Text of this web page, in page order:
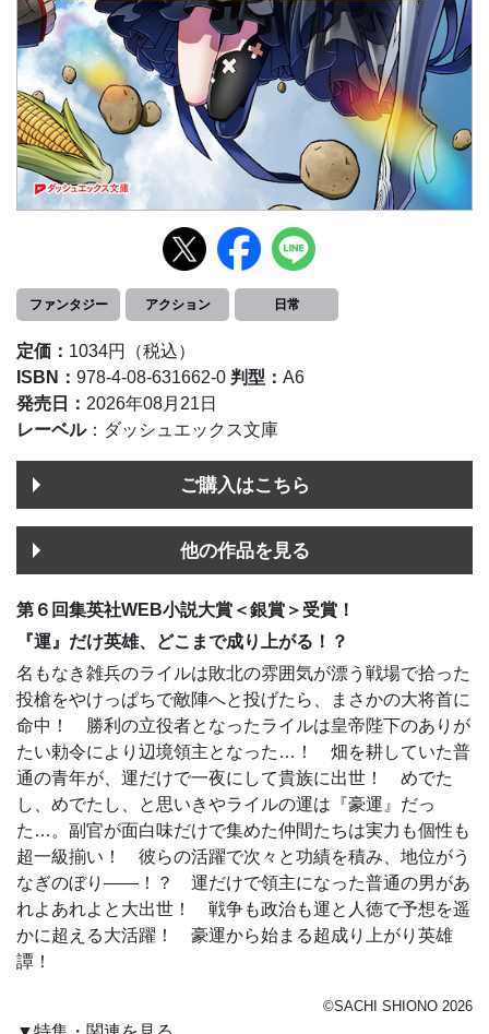
ファンタジー アクション 日常
定価： 1034円（税込）
ISBN： 978-4-08-631662-0 判型： A6
発売日： 2026年08月21日
レーベル：ダッシュエックス文庫
ご購入はこちら
他の作品を見る
第６回集英社WEB小説大賞＜銀賞＞受賞！
『運』だけ英雄、どこまで成り上がる！？
名もなき雑兵のライルは敗北の雰囲気が漂う戦場で拾った
投槍をやけっぱちで敵陣へと投げたら、まさかの大将首に
命中！ 勝利の立役者となったライルは皇帝陛下のありが
たい勅令により辺境領主となった…！ 畑を耕していた普
通の青年が、運だけで一夜にして貴族に出世！ めでた
し、めでたし、と思いきやライルの運は『豪運』だっ
た…。副官が面白味だけで集めた仲間たちは実力も個性も
超一級揃い！ 彼らの活躍で次々と功績を積み、地位がう
なぎのぼり――！？ 運だけで領主になった普通の男があ
れよあれよと大出世！ 戦争も政治も運と人徳で予想を遥
かに超える大活躍！ 豪運から始まる超成り上がり英雄
譚！
©SACHI SHIONO 2026